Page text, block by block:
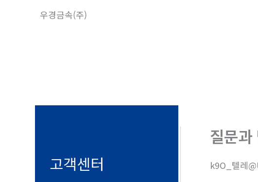
우경금속(주)
고객센터
질문과
k9O_텔레